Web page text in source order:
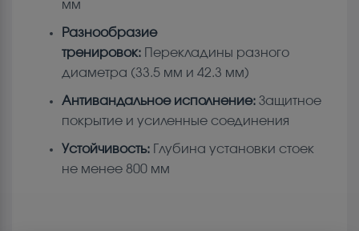
мм
Разнообразие
тренировок: Перекладины разного
диаметра (33.5 мм и 42.3 мм)
Антивандальное исполнение: Защитное
покрытие и усиленные соединения
Устойчивость: Глубина установки стоек
не менее 800 мм